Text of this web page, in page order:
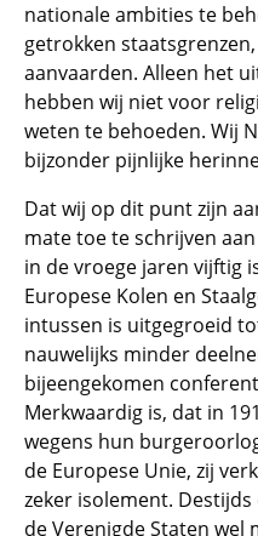
nationale ambities te
getrokken
aanvaarden. Alleen het
hebben wij niet voor
weten te behoeden. Wij
bijzonder pijnlijke
Dat wij op dit punt zijn
mate toe te schrijven
in de vroege jaren vijftig
Europese Kolen en
intussen is uitgegroeid
nauwelijks minder
bijeengekomen
Merkwaardig is, dat in
wegens hun
de Europese Unie, zij
zeker isolement.
de Verenigde Staten wel